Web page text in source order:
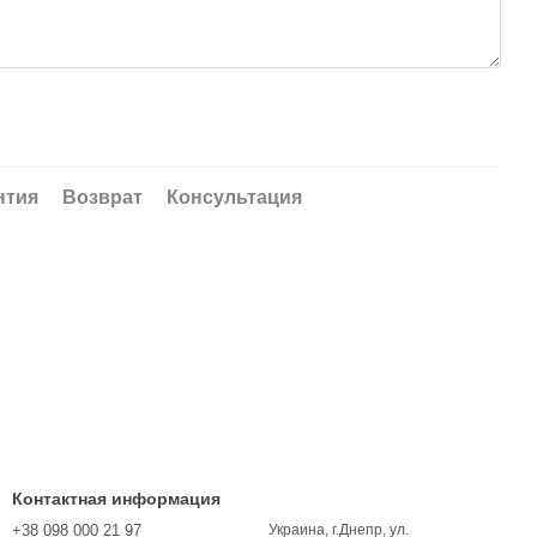
Возврат Консультация
Контактная информация
+38 098 000 21 97 Украина, г.Днепр, ул.